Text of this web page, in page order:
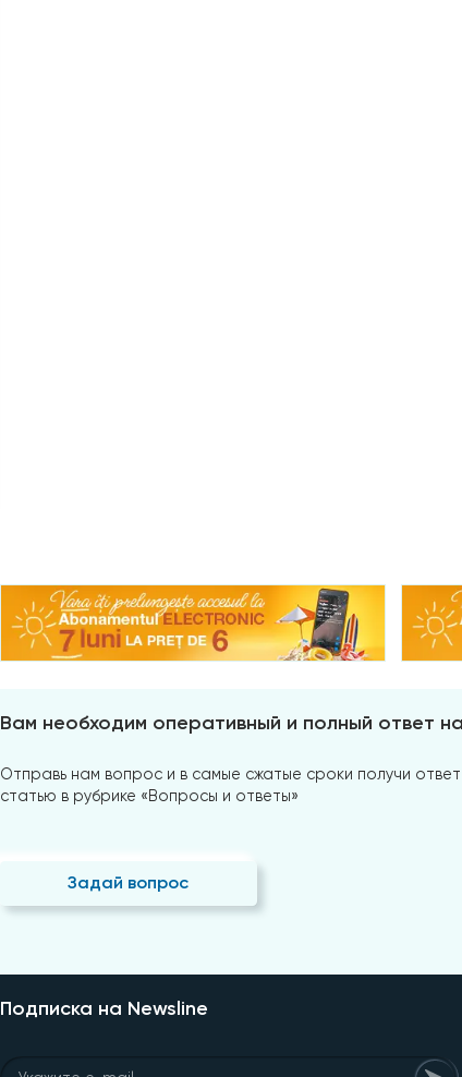
Вам необходим оперативный и полный ответ
Отправь нам вопрос и в самые сжатые сроки получи
статью в рубрике «Вопросы и ответы»
Задай вопрос
Подписка на Newsline